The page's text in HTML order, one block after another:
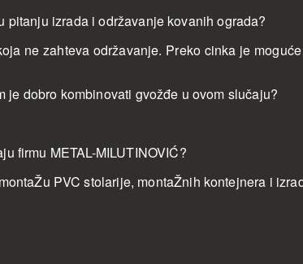
pitanju izrada i održavanje kovanih ograda?
ne zahteva održavanje. Preko cinka je
dobro kombinovati gvožđe u ovom slučaju?
firmu METAL-MILUTINOVIĆ?
PVC stolarije, montaŽnih kontejnera i